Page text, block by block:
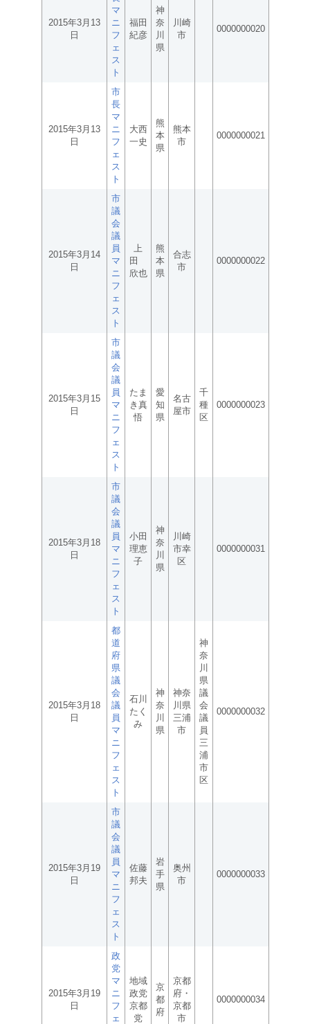
2015年3月13
日
マ
ニ
フ
ェ
ス
ト
福田
紀彦
神
奈
川
県
川崎
市
0000000020
2015年3月13
日
市
長
マ
ニ
フ
ェ
ス
ト
大西
一史
熊
本
県
熊本
市
0000000021
2015年3月14
日
市
議
会
議
員
マ
ニ
フ
ェ
ス
ト
上
田
欣也
熊
本
県
合志
市
0000000022
2015年3月15
日
市
議
会
議
員
マ
ニ
フ
ェ
ス
ト
たま
き真
悟
愛
知
県
名古
屋市
千
種
区
0000000023
2015年3月18
日
市
議
会
議
員
マ
ニ
フ
ェ
ス
ト
小田
理恵
子
神
奈
川
県
川崎
市幸
区
0000000031
2015年3月18
日
都
道
府
県
議
会
議
員
マ
ニ
フ
ェ
ス
ト
石川
たく
み
神
奈
川
県
神奈
川県
三浦
市
神
奈
川
県
議
会
議
員
三
浦
市
区
0000000032
2015年3月19
日
市
議
会
議
員
マ
ニ
フ
ェ
ス
ト
佐藤
邦夫
岩
手
県
奥州
市
0000000033
2015年3月19
日
政
党
マ
ニ
フ
ェ
地域
政党
京都
党
京
都
府
京都
府・
京都
市
0000000034